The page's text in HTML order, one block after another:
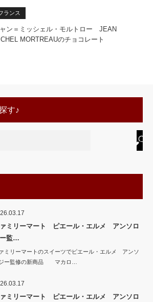
ランス
ン＝ミッシェル・モルトロー JEAN
MORTREAUのチョコレート
す♪
ミリーマート ピエール・エルメ アンソロ
監…
ミリーマートのスイーツでピエール・エルメ アンソ
ー監修の新商品 マカロ…
ミリーマート ピエール・エルメ アンソロ